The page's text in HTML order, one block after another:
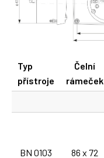
Typ
přístroje
Čelní
rámeček
BN 0103 86 x 72